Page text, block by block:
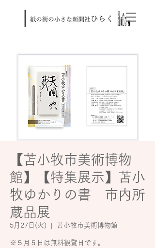
【苫小牧市美術博物
館】【特集展示】苫小
牧ゆかりの書 市内所
蔵品展
5月27日(火) 苫小牧市美術博物館
※５月５日は無料観覧日です。